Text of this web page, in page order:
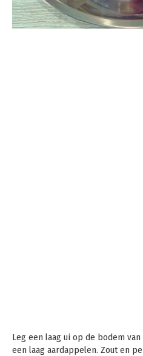
Leg een laag ui op de bodem
een laag aardappelen. Zout en